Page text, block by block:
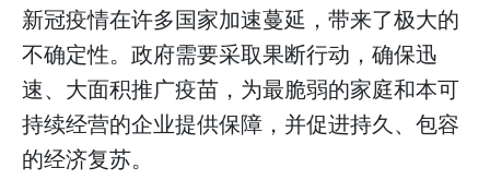
新冠疫情在许多国家加速蔓延，带来了极大的
不确定性。政府需要采取果断行动，确保迅
速、大面积推广疫苗，为最脆弱的家庭和本可
持续经营的企业提供保障，并促进持久、包容
的经济复苏。